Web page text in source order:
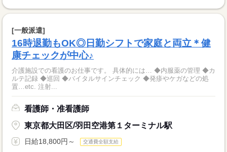
[一般派遣]
16時退勤もOK◎日勤シフトで家庭と両立＊健
康チェックが中心♪
介護施設での看護のお仕事です。 具体的には… ◆内服薬の管理 ◆カ
ルテ記録 ◆巡回 ◆バイタルサインチェック ◆発疹やケガなどの処
置…etc. 注射...
看護師・准看護師
東京都大田区/羽田空港第１ターミナル駅
日給18,800円～ 交通費全額支給